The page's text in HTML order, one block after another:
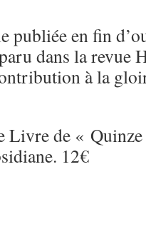
en fin
dans la revue
à la
Livre de «
12€